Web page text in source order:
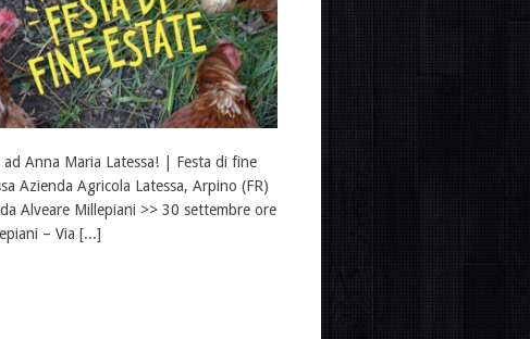
Anna Maria Latessa! | Festa di fine
Azienda Agricola Latessa, Arpino (FR)
Alveare Millepiani >> 30 settembre ore
– Via [...]